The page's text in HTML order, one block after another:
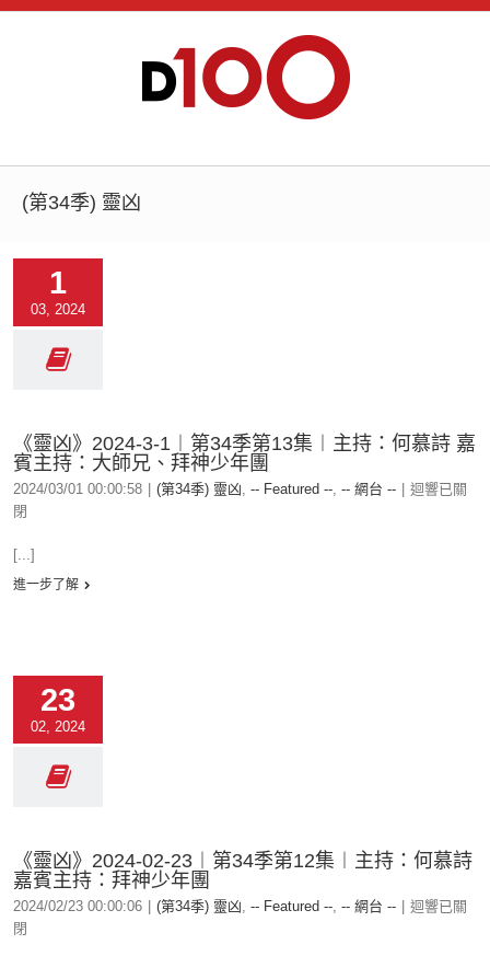
(第34季) 靈凶
1
03, 2024
《靈凶》2024-3-1︱第34季第13集︱主持：何慕詩 嘉
賓主持：大師兄、拜神少年團
2024/03/01 00:00:58 (第34季) 靈凶, -- Featured --, -- 網台 --
迴響已關
閉
[...]
進一步了解
23
02, 2024
《靈凶》2024-02-23︱第34季第12集︱主持：何慕詩
嘉賓主持：拜神少年團
2024/02/23 00:00:06 (第34季) 靈凶, -- Featured --, -- 網台 --
迴響已關
閉